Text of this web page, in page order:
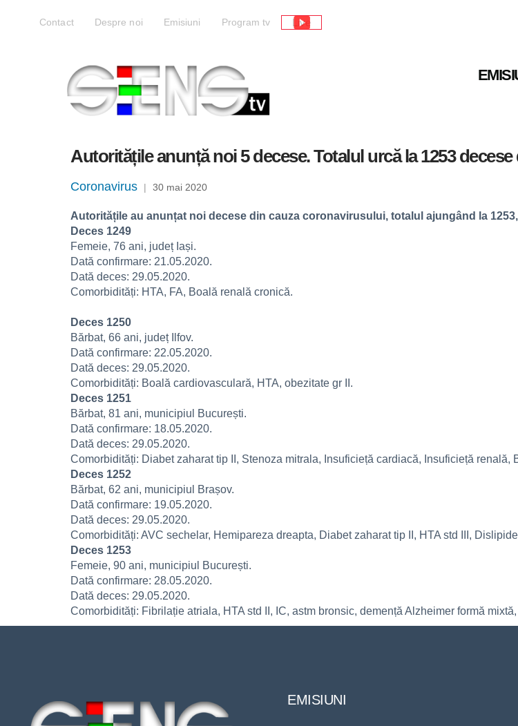
Contact Despre noi Emisiuni Program tv Live
Autoritățile anunță noi 5 decese. Totalul urcă la 1253
Coronavirus | 30 mai 2020
Autoritățile au anunțat noi decese din cauza coronavirusului, totalul ajungând la
Deces 1249
Femeie, 76 ani, județ Iași.
Dată confirmare: 21.05.2020.
Dată deces: 29.05.2020.
Comorbidități: HTA, FA, Boală renală cronică.
Deces 1250
Bărbat, 66 ani, județ Ilfov.
Dată confirmare: 22.05.2020.
Dată deces: 29.05.2020.
Comorbidități: Boală cardiovasculară, HTA, obezitate gr II.
Deces 1251
Bărbat, 81 ani, municipiul București.
Dată confirmare: 18.05.2020.
Dată deces: 29.05.2020.
Comorbidități: Diabet zaharat tip II, Stenoza mitrala, Insuficieță cardiacă, Insuficieță renală,
Deces 1252
Bărbat, 62 ani, municipiul Brașov.
Dată confirmare: 19.05.2020.
Dată deces: 29.05.2020.
Comorbidități: AVC sechelar, Hemipareza dreapta, Diabet zaharat tip II, HTA std III,
Deces 1253
Femeie, 90 ani, municipiul București.
Dată confirmare: 28.05.2020.
Dată deces: 29.05.2020.
Comorbidități: Fibrilație atriala, HTA std II, IC, astm bronsic, demență Alzheimer formă
EMISIUNI